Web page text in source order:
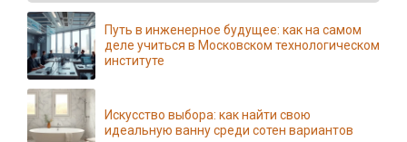
Путь в инженерное будущее: как на самом
деле учиться в Московском технологическом
институте
Искусство выбора: как найти свою
идеальную ванну среди сотен вариантов